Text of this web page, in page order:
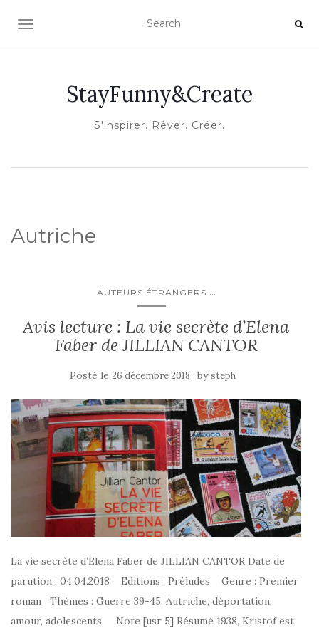
OUVRIR/FERMER LA NAVIGATION
StayFunny&Create
S'inspirer. Rêver. Créer.
Autriche
AUTEURS ÉTRANGERS ...
Avis lecture : La vie secrète d’Elena
Faber de JILLIAN CANTOR
Posté le 26 décembre 2018 bysteph
La vie secrète d’Elena Faber de JILLIAN CANTOR Date de
parution : 04.04.2018 Editions : Préludes Genre : Premier
roman Thèmes : Guerre 39-45, Autriche, déportation,
amour, adolescents Note [usr 5] Résumé 1938, Kristof est